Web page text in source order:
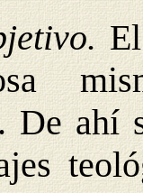
De ahí